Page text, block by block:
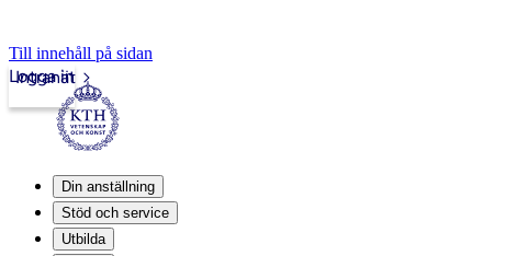
Till innehåll på sidan
Intranät
Logga in
Din anställning
Stöd och service
Utbilda